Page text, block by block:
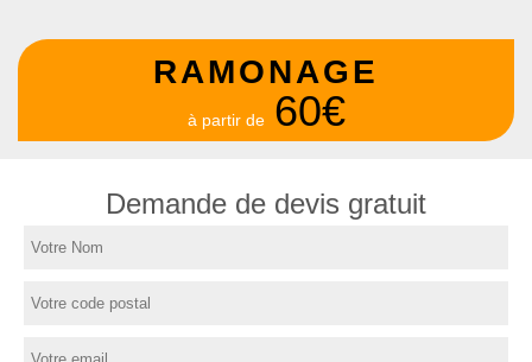
RAMONAGE
à partir de 60€
Demande de devis gratuit